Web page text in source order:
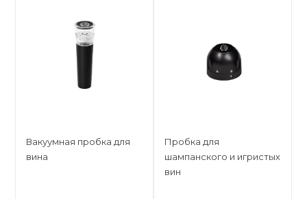
Вакуумная пробка для
вина
Пробка для
шампанского и игристых
вин